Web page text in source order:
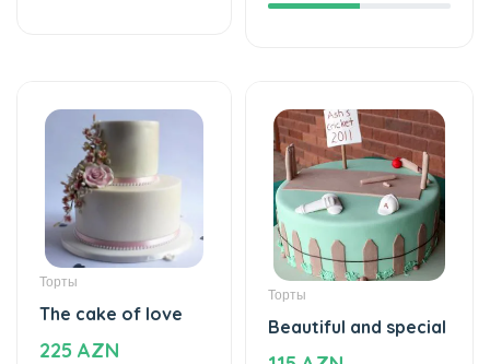
Торты
The cake of love
225 AZN
Торты
Beautiful and special
115 AZN